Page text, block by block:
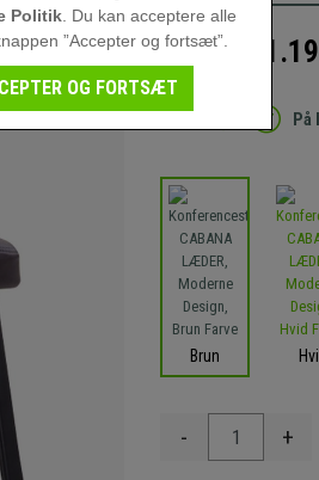
1.799,00 kr
På
Brun
- +
Politik. Du kan acceptere alle
”Accepter og fortsæt”.
OG FORTSÆT